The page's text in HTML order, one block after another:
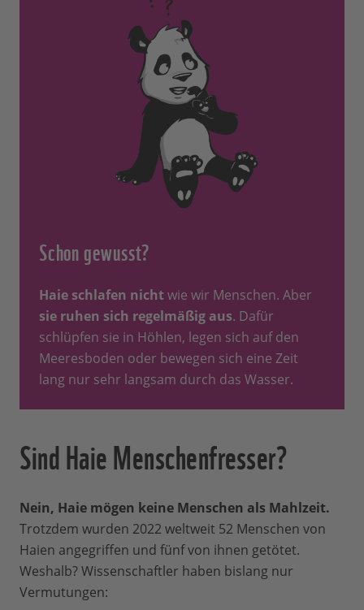
Schon gewusst?
Haie schlafen nichtwie wir Menschen. Aber
sie ruhen sich regelmäßig aus. Dafür
schlüpfen sie in Höhlen, legen sich auf den
Meeresboden oder bewegen sich eine Zeit
lang nur sehr langsam durch das Wasser.
Sind Haie Menschenfresser?
Nein, Haie mögen keine Menschen als Mahlzeit.
Trotzdem wurden 2022 weltweit 52 Menschen von
Haien angegriffen und fünf von ihnen getötet.
Weshalb? Wissenschaftler haben bislang nur
Vermutungen: